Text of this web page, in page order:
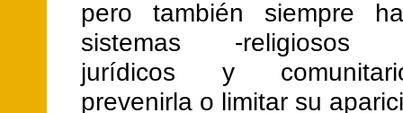
pero también siempre
sistemas -religiosos
jurídicos y
prevenirla o limitar su